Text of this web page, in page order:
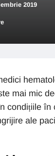
2019
mai mic
condițiile în
ale